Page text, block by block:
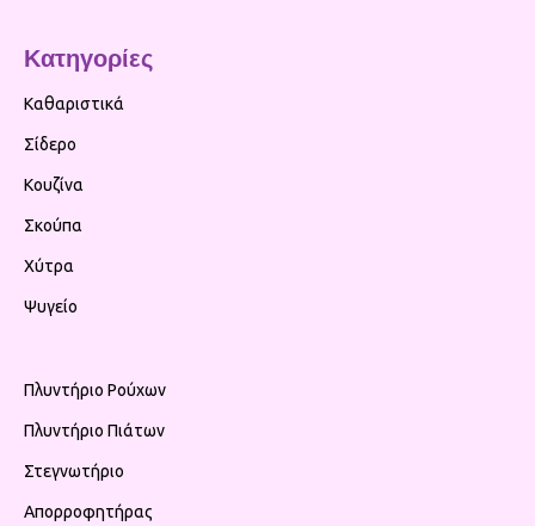
Κατηγορίες
Καθαριστικά
Σίδερο
Κουζίνα
Σκούπα
Χύτρα
Ψυγείο
Πλυντήριο Ρούχων
Πλυντήριο Πιάτων
Στεγνωτήριο
Απορροφητήρας